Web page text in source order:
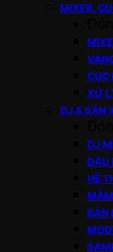
MIXER,
CỤC
XỬ
DJ & SẢN
DJ
ĐẦU
HỆ
BÀN